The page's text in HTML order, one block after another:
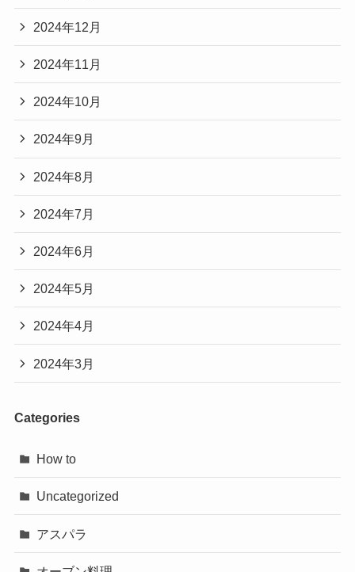
2024年12月
2024年11月
2024年10月
2024年9月
2024年8月
2024年7月
2024年6月
2024年5月
2024年4月
2024年3月
Categories
How to
Uncategorized
アスパラ